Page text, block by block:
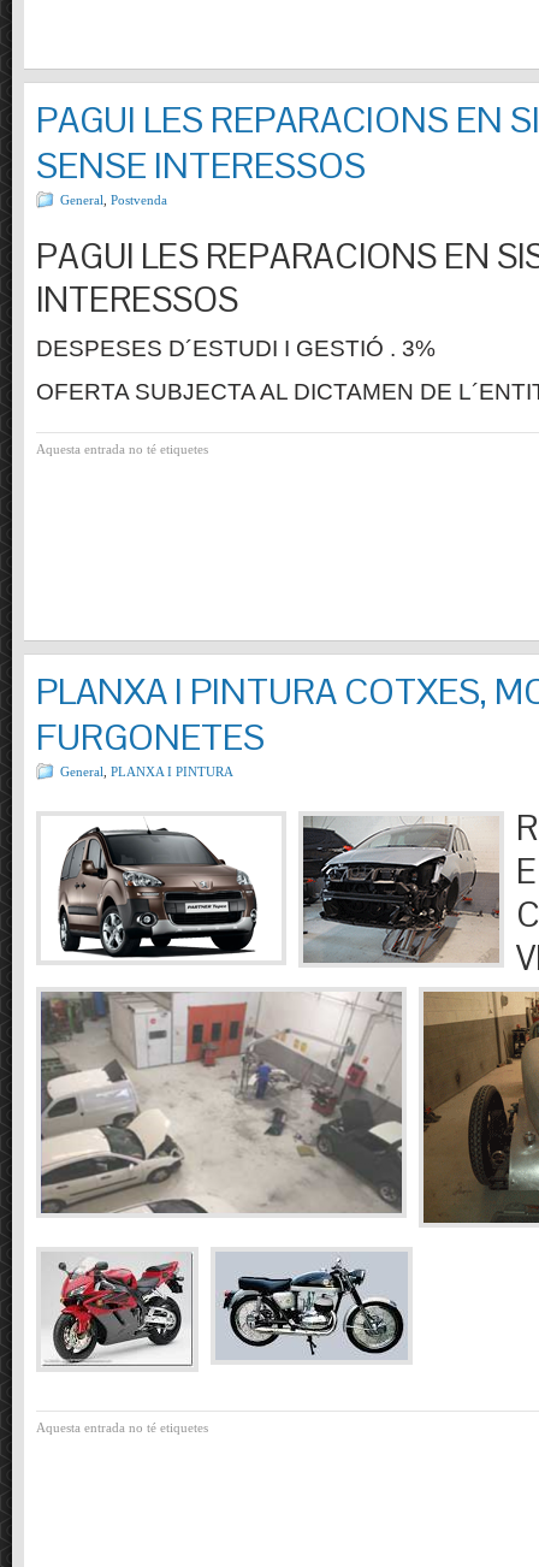
PAGUI LES REPARACIONS EN
SENSE INTERESSOS
General Postvenda
PAGUI LES REPARACIONS EN
INTERESSOS
DESPESES D´ESTUDI I GESTIÓ . 3%
OFERTA SUBJECTA AL DICTAMEN DE
Aquesta entrada no té etiquetes
PLANXA I PINTURA COTXES,
FURGONETES
General PLANXA I PINTURA
Aquesta entrada no té etiquetes